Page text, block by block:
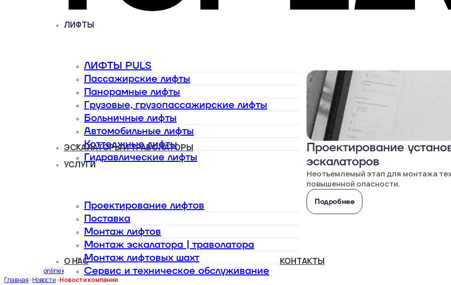
ЛИФТЫ
Проектирование
эскалаторов
Неотъемлемый этап для монтажа
повышенной опасности.
Подробнее
ЛИФТЫ PULS
Пассажирские лифты
Панорамные лифты
Грузовые, грузопассажирские лифты
Больничные лифты
Автомобильные лифты
Коттеджные лифты
Гидравлические лифты
ЭСКАЛАТОРЫ И ТРАВОЛАТОРЫ
УСЛУГИ
Проектирование лифтов
Поставка
Монтаж лифтов
Монтаж эскалатора | траволатора
Монтаж лифтовых шахт
Сервис и техническое обслуживание
О НАС КОНТАКТЫ
online калькулятор
Главная>Новости>Новости компании